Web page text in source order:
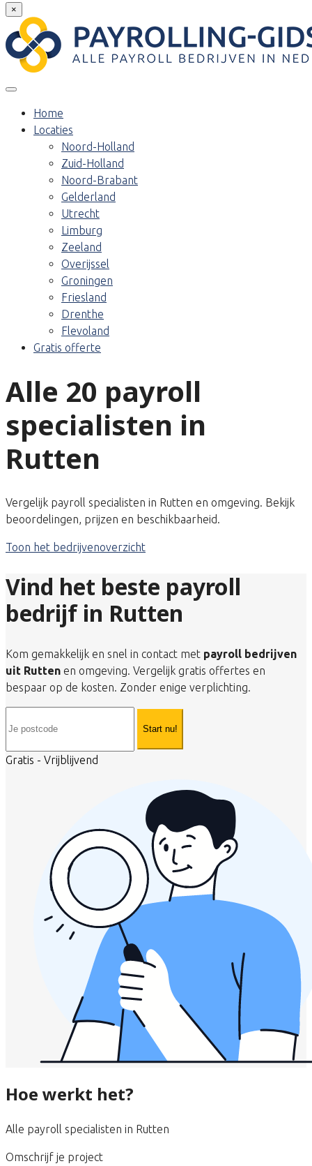
×
Home
Locaties
Noord-Holland
Zuid-Holland
Noord-Brabant
Gelderland
Utrecht
Limburg
Zeeland
Overijssel
Groningen
Friesland
Drenthe
Flevoland
Gratis offerte
Alle 20 payroll
specialisten in
Rutten
Vergelijk payroll specialisten in Rutten en omgeving. Bekijk
beoordelingen, prijzen en beschikbaarheid.
Toon het bedrijvenoverzicht
Vind het beste payroll
bedrijf in Rutten
Kom gemakkelijk en snel in contact met payroll bedrijven
uit Rutten en omgeving. Vergelijk gratis offertes en
bespaar op de kosten. Zonder enige verplichting.
Start nu!
Gratis - Vrijblijvend
Hoe werkt het?
Alle payroll specialisten in Rutten
Omschrijf je project